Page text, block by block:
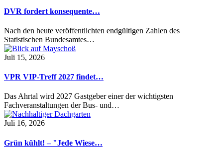
DVR fordert konsequente…
Nach den heute veröffentlichten endgültigen Zahlen des
Statistischen Bundesamtes…
Juli 15, 2026
VPR VIP-Treff 2027 findet…
Das Ahrtal wird 2027 Gastgeber einer der wichtigsten
Fachveranstaltungen der Bus- und…
Juli 16, 2026
Grün kühlt! – "Jede Wiese…